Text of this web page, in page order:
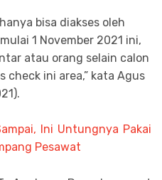
bisa diakses oleh
1 November 2021 ini,
atau orang selain calon
check ini area,” kata Agus
Ini Untungnya Pakai
Pesawat